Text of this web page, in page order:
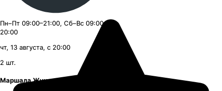
Пн–Пт 09:00–21:00, Сб–Вс 09:00–
20:00
чт, 13 августа, с 20:00
2 шт.
Маршала Жукова